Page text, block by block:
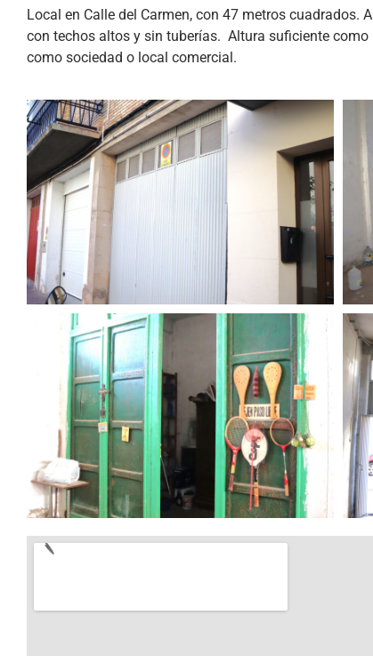
Local en Calle del Carmen, con 47 metros cuadrados.
con techos altos y sin tuberías. Altura suficiente
como sociedad o local comercial.